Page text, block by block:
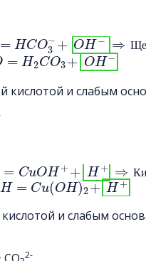
= HCO−
3 + OH − ⇒ Ще
= H2CO3+ OH −
кислотой и слабым
= CuOH + + H + ⇒ Ки
H = Cu(OH)2+ H +
и слабым
2-